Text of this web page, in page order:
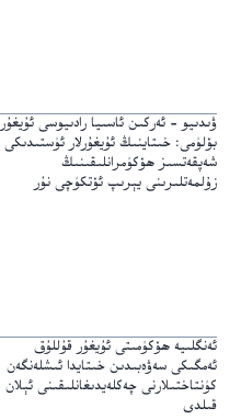
ۋىدىيو – ئەركىن ئاسىيا رادىيوسى ئۇيغۇر
بۆلۈمى: خىتاينىڭ ئۇيغۇرلار ئۈستىدىكى
شەپقەتسىز ھۆكۈمرانلىقىنىڭ
زۇلمەتلىرىنى يېرىپ ئۆتكۈچى نۇر
ئەنگلىيە ھۆكۈمىتى ئۇيغۇر قۇللۇق
ئەمگىكى سەۋەبىدىن خىتايدا ئىشلەنگەن
كۈنتاختىلارنى چەكلەيدىغانلىقىنى ئېلان
قىلدى